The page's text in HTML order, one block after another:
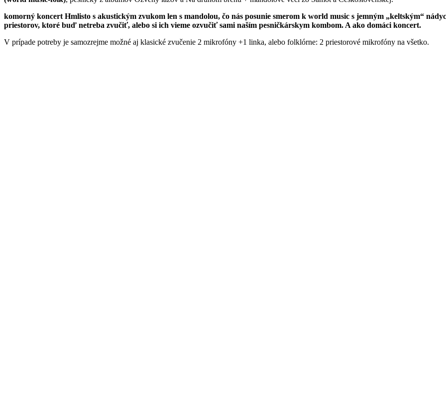
komorný koncert Hmlisto s akustickým zvukom len s mandolou, čo nás posunie smerom k world music s jemným „keltským“
priestorov, ktoré buď netreba zvučiť, alebo si ich vieme ozvučiť sami naším pesničkárskym kombom. A ako domáci koncert.
V prípade potreby je samozrejme možné aj klasické zvučenie 2 mikrofóny +1 linka, alebo folklórne: 2 priestorové mikrofóny na všetko.